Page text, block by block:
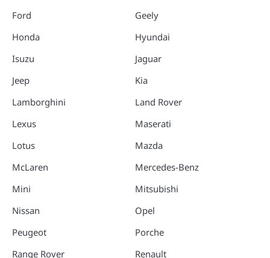
Ford
Honda
Isuzu
Jeep
Lamborghini
Lexus
Lotus
McLaren
Mini
Nissan
Peugeot
Range Rover
Geely
Hyundai
Jaguar
Kia
Land Rover
Maserati
Mazda
Mercedes-Benz
Mitsubishi
Opel
Porche
Renault